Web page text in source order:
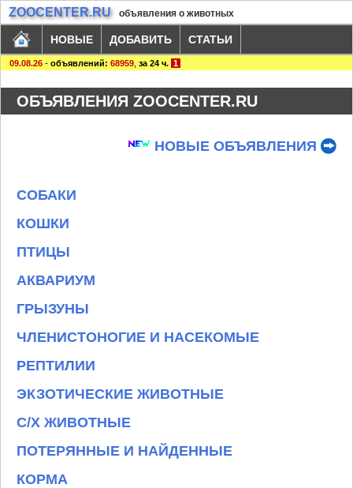
ZOOCENTER.RU объявления о животных
НОВЫЕ ДОБАВИТЬ СТАТЬИ
09.08.26 - объявлений: 68959 за 24 ч. 1
ОБЪЯВЛЕНИЯ ZOOCENTER.RU
НОВЫЕ ОБЪЯВЛЕНИЯ
СОБАКИ
КОШКИ
ПТИЦЫ
АКВАРИУМ
ГРЫЗУНЫ
ЧЛЕНИСТОНОГИЕ И НАСЕКОМЫЕ
РЕПТИЛИИ
ЭКЗОТИЧЕСКИЕ ЖИВОТНЫЕ
С/Х ЖИВОТНЫЕ
ПОТЕРЯННЫЕ И НАЙДЕННЫЕ
КОРМА